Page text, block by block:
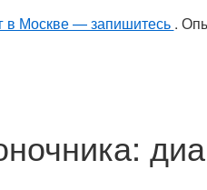
в Москве — запишитесь .